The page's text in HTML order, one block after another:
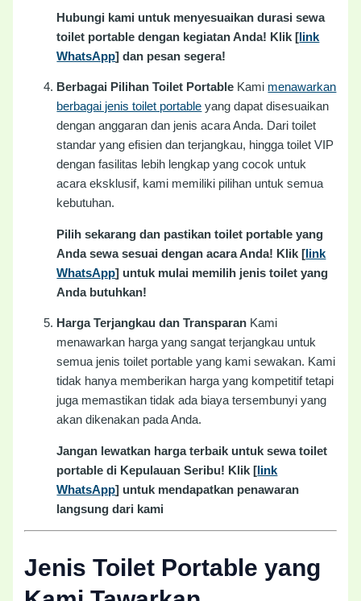
Hubungi kami untuk menyesuaikan durasi sewa
toilet portable dengan kegiatan Anda! Klik [link
WhatsApp] dan pesan segera!
Berbagai Pilihan Toilet Portable Kami menawarkan
berbagai jenis toilet portable yang dapat disesuaikan
dengan anggaran dan jenis acara Anda. Dari toilet
standar yang efisien dan terjangkau, hingga toilet VIP
dengan fasilitas lebih lengkap yang cocok untuk
acara eksklusif, kami memiliki pilihan untuk semua
kebutuhan.
Pilih sekarang dan pastikan toilet portable yang
Anda sewa sesuai dengan acara Anda! Klik [ link
WhatsApp] untuk mulai memilih jenis toilet yang
Anda butuhkan!
Harga Terjangkau dan Transparan Kami
menawarkan harga yang sangat terjangkau untuk
semua jenis toilet portable yang kami sewakan. Kami
tidak hanya memberikan harga yang kompetitif tetapi
juga memastikan tidak ada biaya tersembunyi yang
akan dikenakan pada Anda.
Jangan lewatkan harga terbaik untuk sewa toilet
portable di Kepulauan Seribu! Klik [ link
WhatsApp] untuk mendapatkan penawaran
langsung dari kami
Jenis Toilet Portable yang